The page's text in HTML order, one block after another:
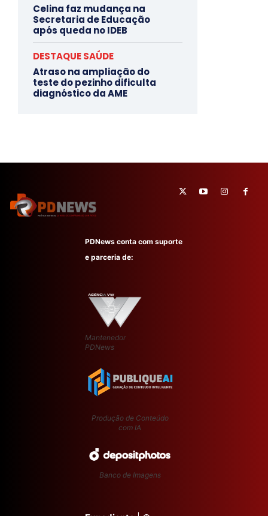
Celina faz mudança na
Secretaria de Educação
após queda no IDEB
DESTAQUE SAÚDE
Atraso na ampliação do
teste do pezinho dificulta
diagnóstico da AME
PDNews conta com suporte
e parceria de:
Mantenedor
PDNews
Produção de Conteúdo
com IA
Banco de Imagens